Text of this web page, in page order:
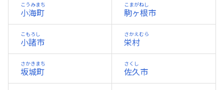
小海町
こうみまち
駒ヶ根市
こまがねし
小諸市
こもろし
栄村
さかえむら
坂城町
さかきまち
佐久市
さくし